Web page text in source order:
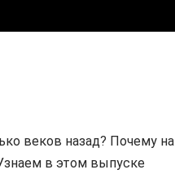
веков назад? Почему на
в этом выпуске